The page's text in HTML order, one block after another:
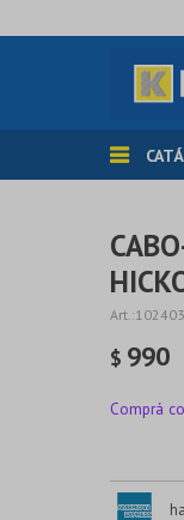
$ 990
Comprá